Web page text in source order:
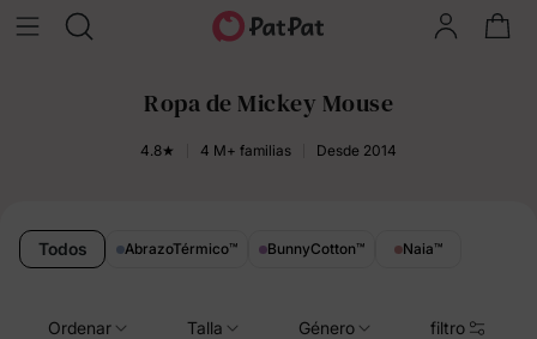
Ropa de Mickey Mouse
4.8★ 4 M+ familias Desde 2014
Todos AbrazoTérmico™ BunnyCotton™ Naia™
Ordenar Talla Género filtro